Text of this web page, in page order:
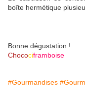
boîte hermétique
Bonne dégustation !
Chocociframboise
#Gourmandises